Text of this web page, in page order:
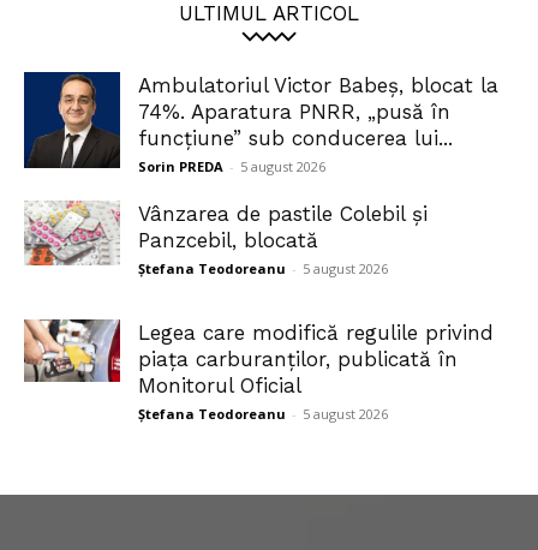
ULTIMUL ARTICOL
Ambulatoriul Victor Babeș, blocat la
74%. Aparatura PNRR, „pusă în
funcțiune” sub conducerea lui...
Sorin PREDA - 5 august 2026
Vânzarea de pastile Colebil și
Panzcebil, blocată
Ștefana Teodoreanu - 5 august 2026
Legea care modifică regulile privind
piața carburanților, publicată în
Monitorul Oficial
Ștefana Teodoreanu - 5 august 2026